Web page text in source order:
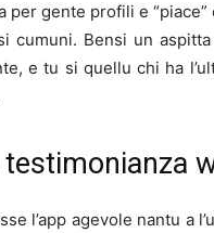
per gente profili e
cumuni. Bensi un
e tu si quellu chi ha
l’app agevole nantu a